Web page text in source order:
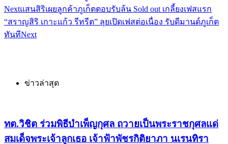
Nextแสนสิริเผยลูกค้าภูเก็ตตอบรับล้น Sold out เกลี้ยงเฟสแรก
“สราญสิริ เกาะแก้ว รีทรีต” ลุยเปิดเฟสต่อเนื่อง รับดีมานด์ภูเก็ต
ทันทีNext
ข่าวล่าสุด
ทต.วิชิต ร่วมพิธีบำเพ็ญกุศล ถวายเป็นพระราชกุศลแด่
สมเด็จพระเจ้าลูกเธอ เจ้าฟ้าพัชรกิติยาภา นเรนทิรา